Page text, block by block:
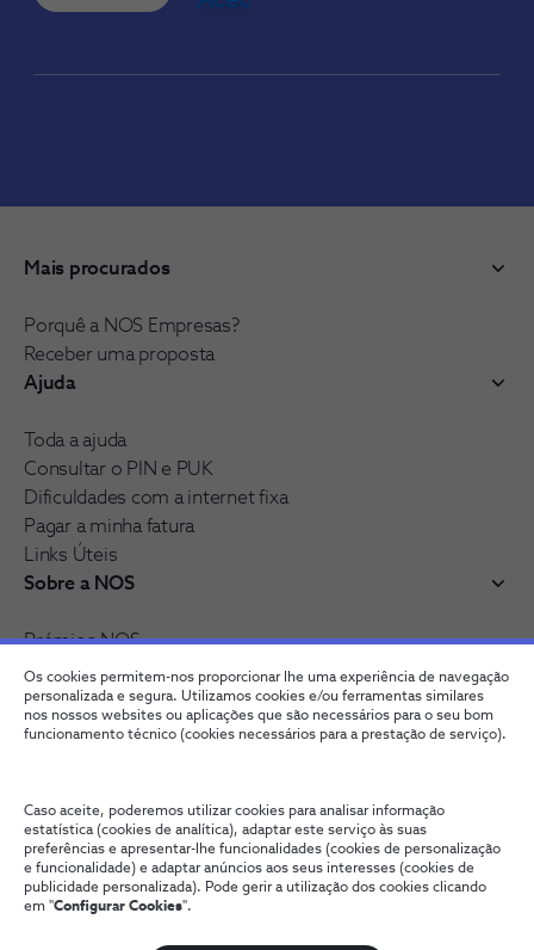
Os cookies permitem-nos proporcionar lhe uma experiência de navegação
personalizada e segura. Utilizamos cookies e/ou ferramentas similares
nos nossos websites ou aplicações que são necessários para o seu bom
funcionamento técnico (cookies necessários para a prestação de serviço).
Caso aceite, poderemos utilizar cookies para analisar informação
estatística (cookies de analítica), adaptar este serviço às suas
preferências e apresentar-lhe funcionalidades (cookies de personalização
e funcionalidade) e adaptar anúncios aos seus interesses (cookies de
publicidade personalizada). Pode gerir a utilização dos cookies clicando
em "Configurar Cookies".
Mais procurados
Porquê a NOS Empresas?
Receber uma proposta
Ajuda
Toda a ajuda
Consultar o PIN e PUK
Dificuldades com a internet fixa
Pagar a minha fatura
Links Úteis
Sobre a NOS
Prémios NOS
Reconhecimentos e distinções
Junte-se à nossa rede